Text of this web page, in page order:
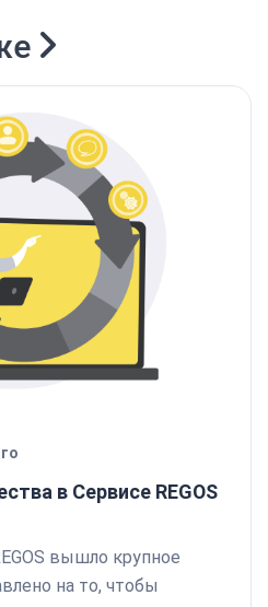
в Сервисе REGOS
вышло крупное
на то, чтобы